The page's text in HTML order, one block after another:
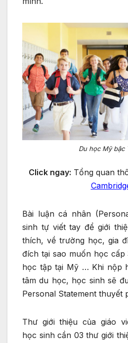
Du học Mỹ bậc
Click ngay: Tổng quan
Bài luận cá nhân
sinh tự viết tay để giới
thích, về trường học, gia
đích tại sao muốn học
học tập tại Mỹ … Khi nộp
tâm du học, học sinh sẽ
Personal Statement thuyết
Thư giới thiệu của giáo
học sinh cần 03 thư giới